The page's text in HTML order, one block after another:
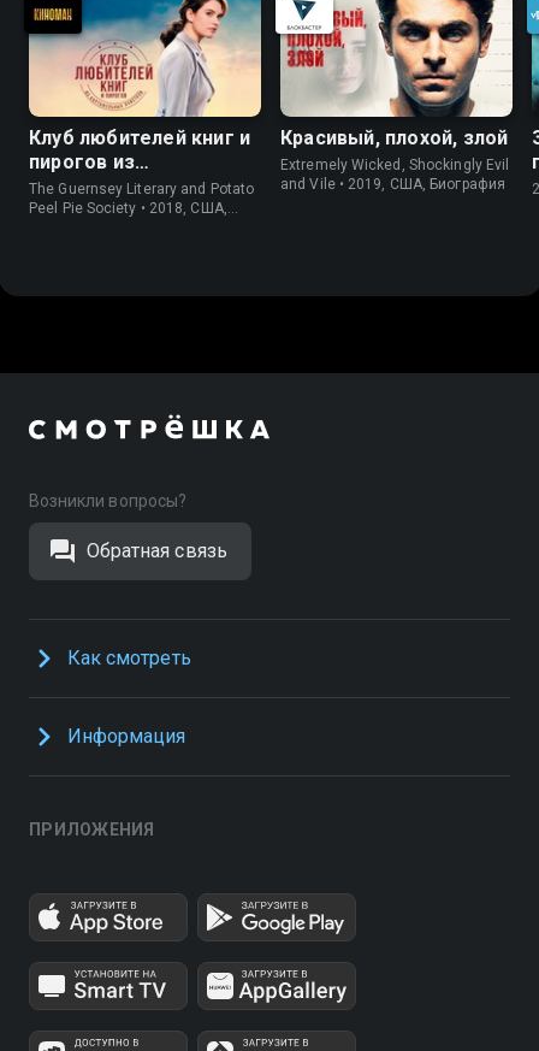
Клуб любителей книг и
пирогов из
картофельных
очистков
The Guernsey Literary and Potato
Peel Pie Society • 2018, США,
Красивый, плохой, злой
Extremely Wicked, Shockingly Evil
and Vile • 2019, США, Биография
Возникли вопросы?
Обратная связь
Как смотреть
Информация
ПРИЛОЖЕНИЯ